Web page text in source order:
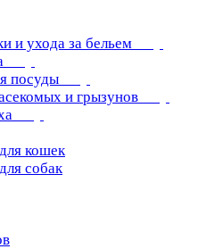
и ухода за бельем
посуды
и грызунов
кошек
собак